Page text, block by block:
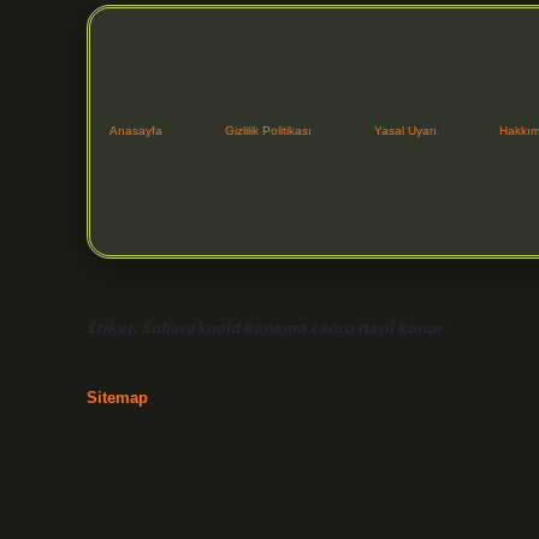
Anasayfa Gizlilik Politikası Yasal Uyarı
Etiket: Subaraknoid kanama tanısı nasıl konur
Sitemap